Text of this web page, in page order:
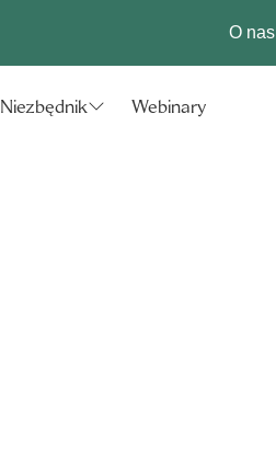
O nas
Niezbędnik Webinary